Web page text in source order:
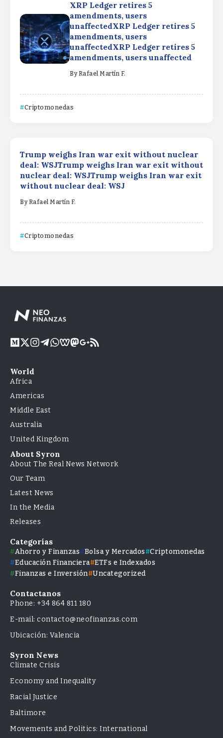
XRP Ledger retires 5
amendments, users
unaffectedXRP Ledger retires 5
amendments, users
unaffectedXRP Ledger retires 5
amendments, users unaffected
By Rafael Martín F.
Criptomonedas
Trump weighs Iran war exit without nuclear
deal: WSJTrump weighs Iran war exit without
nuclear deal: WSJTrump weighs Iran war exit
without nuclear deal: WSJ
By Rafael Martín F.
Criptomonedas
World
Africa
Americas
Middle East
Australia
United Kingdom
About Syron
About The Real News Network
Our Team
Latest News
In the Media
Releases
Categorías
Ahorro y Finanzas Bolsa y Mercados
Criptomonedas
Educación Financiera ETFs e Indexados
Finanzas e Inversión Uncategorized
Contactanos
Phone: +34 864 811 180
E-mail: contacto@neofinanzas.com
Ubicación: Valencia
Syron News
Climate Crisis
Economy and Inequality
Racial Justice
Baltimore
Movements and Politics: International